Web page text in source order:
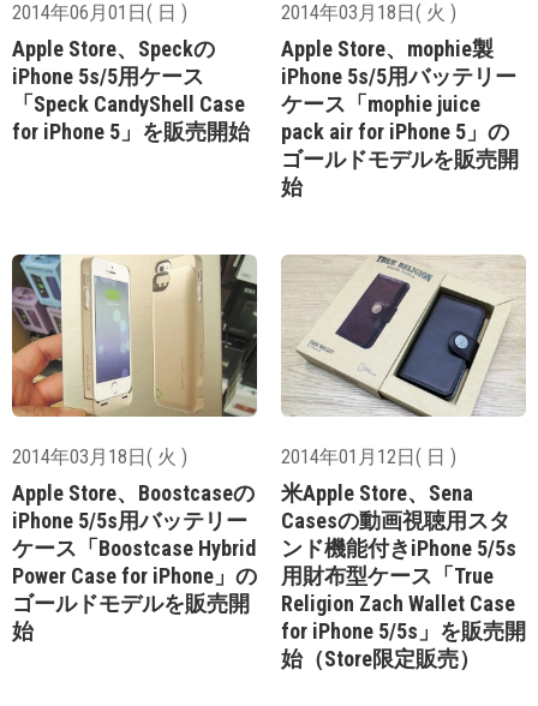
2014年06月01日( 日 )
Apple Store、Speckの
iPhone 5s/5用ケース
「Speck CandyShell Case
for iPhone 5」を販売開始
2014年03月18日( 火 )
Apple Store、mophie製
iPhone 5s/5用バッテリー
ケース「mophie juice
pack air for iPhone 5」の
ゴールドモデルを販売開
始
2014年03月18日( 火 )
Apple Store、Boostcaseの
iPhone 5/5s用バッテリー
ケース「Boostcase Hybrid
Power Case for iPhone」の
ゴールドモデルを販売開
始
2014年01月12日( 日 )
米Apple Store、Sena
Casesの動画視聴用スタ
ンド機能付きiPhone 5/5s
用財布型ケース「True
Religion Zach Wallet Case
for iPhone 5/5s」を販売開
始（Store限定販売）